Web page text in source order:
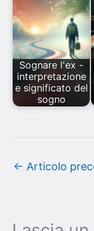
Sognare l'ex -
interpretazione
e significato del
sogno
← Articolo